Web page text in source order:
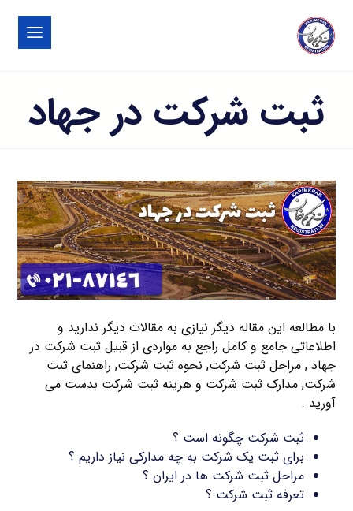
ثبت شرکت در جهاد
با مطالعه این مقاله دیگر نیازی به مقالات دیگر ندارید و
اطلاعاتی جامع و کامل راجع به مواردی از قبیل ثبت شرکت در
جهاد , مراحل ثبت شرکت, نحوه ثبت شرکت, راهنمای ثبت
شرکت, مدارک ثبت شرکت و هزینه ثبت شرکت بدست می
آورید .
ثبت شرکت چگونه است ؟
برای ثبت یک شرکت به چه مدارکی نیاز داریم ؟
مراحل ثبت شرکت ها در ایران ؟
تعرفه ثبت شرکت ؟